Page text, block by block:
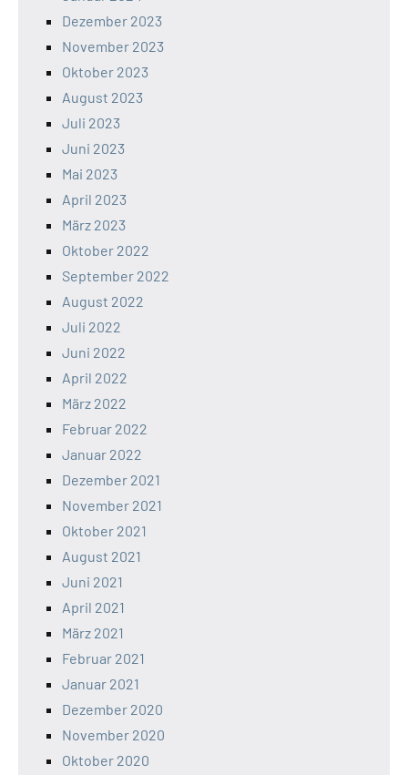
Dezember 2023
November 2023
Oktober 2023
August 2023
Juli 2023
Juni 2023
Mai 2023
April 2023
März 2023
Oktober 2022
September 2022
August 2022
Juli 2022
Juni 2022
April 2022
März 2022
Februar 2022
Januar 2022
Dezember 2021
November 2021
Oktober 2021
August 2021
Juni 2021
April 2021
März 2021
Februar 2021
Januar 2021
Dezember 2020
November 2020
Oktober 2020